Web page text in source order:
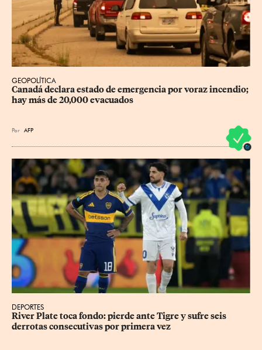
GEOPOLÍTICA
Canadá declara estado de emergencia por voraz incendio;
hay más de 20,000 evacuados
Por AFP
DEPORTES
River Plate toca fondo: pierde ante Tigre y sufre seis
derrotas consecutivas por primera vez